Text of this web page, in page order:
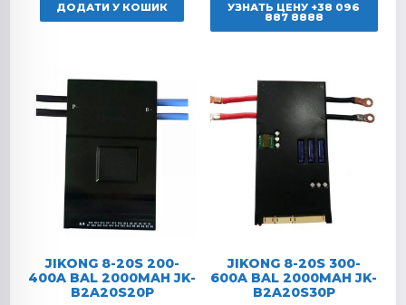
ДОДАТИ У КОШИК УЗНАТЬ ЦЕНУ +38 096
887 8888
JIKONG 8-20S 200-
400A BAL 2000MAH JK-
B2A20S20P
JIKONG 8-20S 300-
600A BAL 2000MAH JK-
B2A20S30P